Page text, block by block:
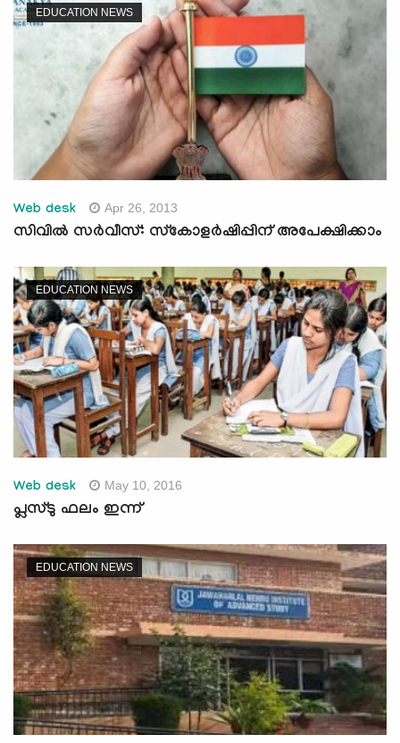
EDUCATION NEWS
Web desk Apr 26, 2013
സിവില്‍ സര്‍വീസ്: സ്കോളര്‍ഷിപ്പിന് അപേക്ഷിക്കാം
EDUCATION NEWS
Web desk May 10, 2016
പ്ലസ്ടു ഫലം ഇന്ന്
EDUCATION NEWS